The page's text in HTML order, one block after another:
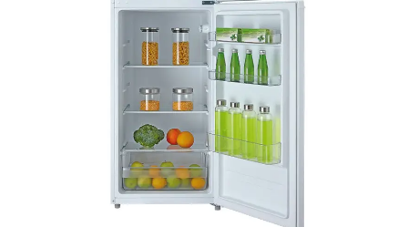
399,00 €.299,00 €.